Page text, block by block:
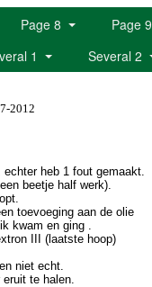
Page 8 Page 9
1 Several 2
2012
echter heb 1 fout gemaakt.
beetje half werk).
toevoeging aan de olie
kwam en ging .
III (laatste hoop)
niet echt.
te halen.